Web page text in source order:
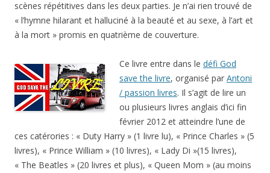
scènes répétitives dans les deux parties. Je n’ai rien trouvé de
« l’hymne hilarant et halluciné à la beauté et au sexe, à l’art et
à la mort » promis en quatrième de couverture.
Ce livre entre dans le défi God
save the livre, organisé par Antoni
/ passion livres. Il s’agit de lire un
ou plusieurs livres anglais d’ici fin
février 2012 et atteindre l’une de
ces catérories : « Duty Harry » (1 livre lu), « Prince Charles » (5
livres), « Prince William » (10 livres), « Lady Di »(15 livres),
« The Beatles » (20 livres et plus), « Queen Mom » (au moins